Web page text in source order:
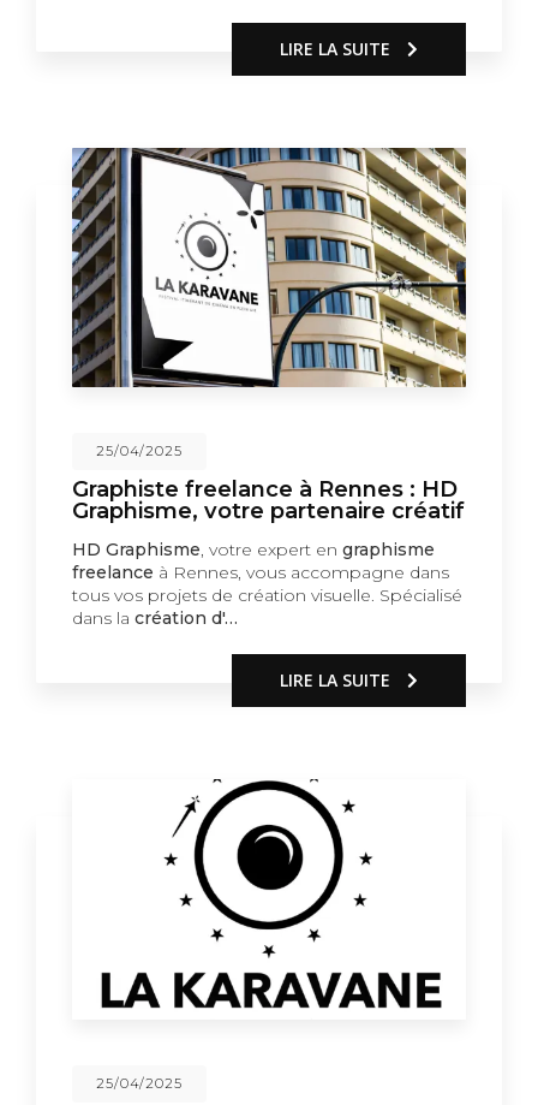
LIRE LA SUITE
25/04/2025
Graphiste freelance à Rennes : HD
Graphisme, votre partenaire créatif
HD Graphisme, votre expert en graphisme
freelance à Rennes, vous accompagne dans
tous vos projets de création visuelle. Spécialisé
dans la création d'…
LIRE LA SUITE
25/04/2025